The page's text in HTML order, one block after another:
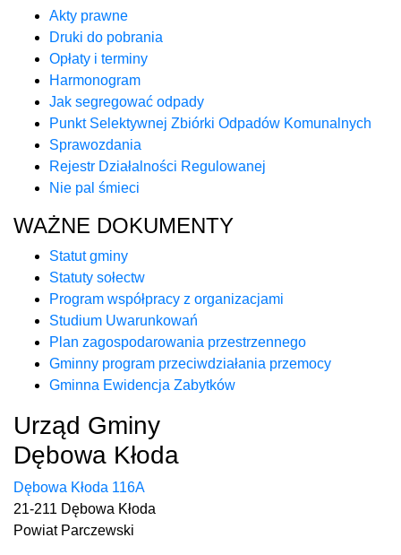
Akty prawne
Druki do pobrania
Opłaty i terminy
Harmonogram
Jak segregować odpady
Punkt Selektywnej Zbiórki Odpadów Komunalnych
Sprawozdania
Rejestr Działalności Regulowanej
Nie pal śmieci
WAŻNE DOKUMENTY
Statut gminy
Statuty sołectw
Program współpracy z organizacjami
Studium Uwarunkowań
Plan zagospodarowania przestrzennego
Gminny program przeciwdziałania przemocy
Gminna Ewidencja Zabytków
Urząd Gminy
Dębowa Kłoda
Dębowa Kłoda 116A
21-211 Dębowa Kłoda
Powiat Parczewski